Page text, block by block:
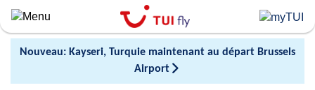
Skip
to
main
contentNouveau: Kayseri, Turquie maintenant au départ Brussels
Airport